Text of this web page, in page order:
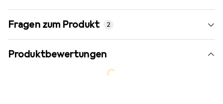
Fragen zum Produkt 2
Produktbewertungen